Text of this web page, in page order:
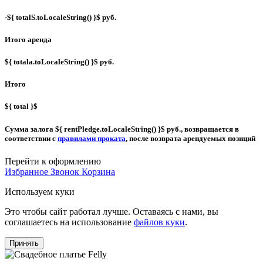
-${ totalS.toLocaleString() }$ руб.
Итого аренда
${ totala.toLocaleString() }$ руб.
Итого
${ total }$
Сумма залога ${ rentPledge.toLocaleString() }$ руб., возвращается в
соответствии с правилами проката, после возврата арендуемых позиций
Перейти к оформлению
Избранное Звонок Корзина
Используем куки
Это чтобы сайт работал лучше. Оставаясь с нами, вы
соглашаетесь на использование файлов куки.
Принять